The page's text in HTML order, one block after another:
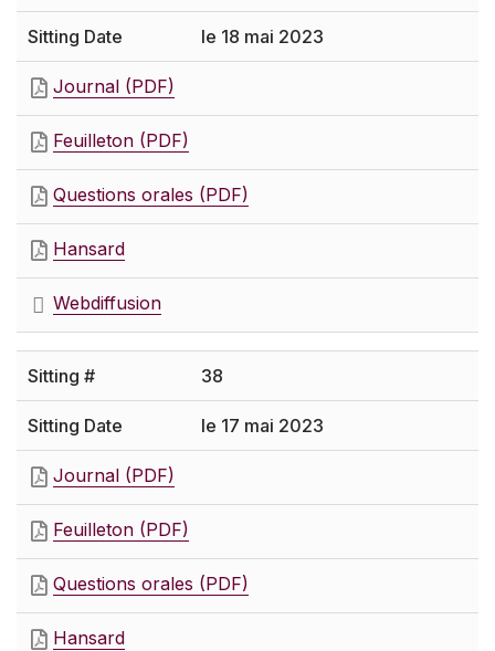
le 18 mai 2023
Journal (PDF)
Feuilleton (PDF)
Questions orales (PDF)
Hansard
Webdiffusion
38
le 17 mai 2023
Journal (PDF)
Feuilleton (PDF)
Questions orales (PDF)
Hansard